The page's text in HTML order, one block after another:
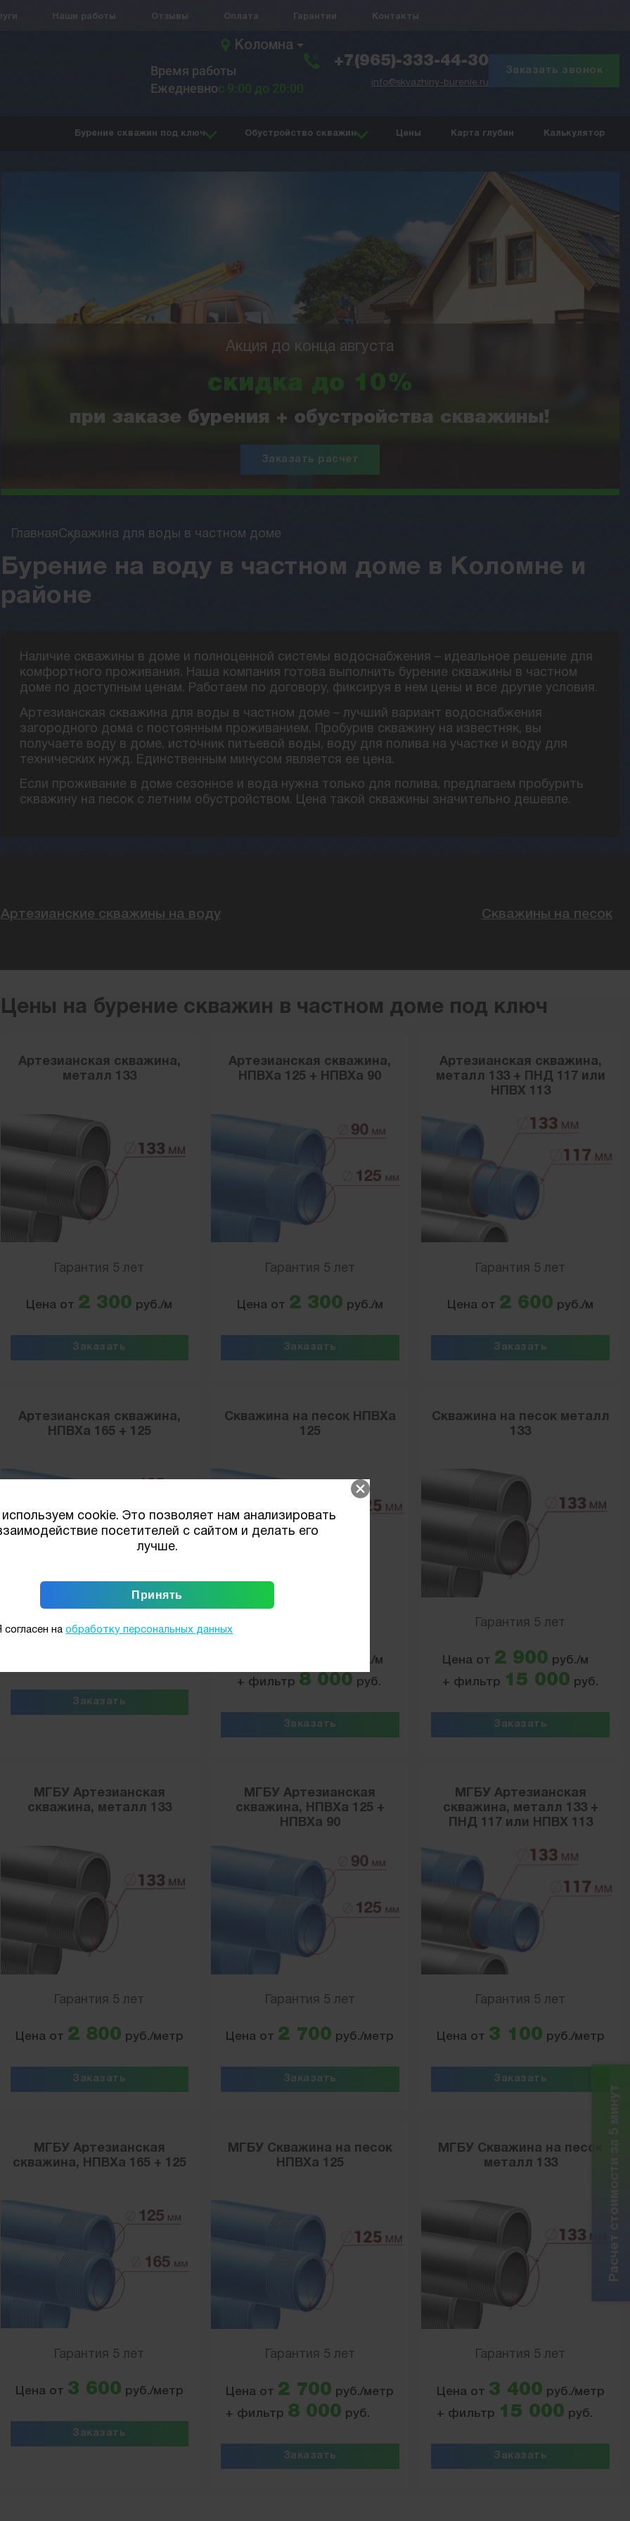
Наши работы Отзывы Оплата Гарантии Контакты
Коломна
Время работы
Ежедневнос 9:00 до 20:00
+7(965)-333-44-30
info@skvazhiny-burenie.ru
Заказать звонок
Бурение скважин под ключ Обустройство скважин Цены Карта глубин Калькулятор
Акция до конца августа
скидка до 10%
при заказе бурения + обустройства скважины!
Заказать расчет
ГлавнаяСкважина для воды в частном доме
Бурение на воду в частном доме в Коломне и
районе
Наличие скважины в доме и полноценной системы водоснабжения – идеальное решение для
комфортного проживания. Наша компания готова выполнить бурение скважины в частном
доме по доступным ценам. Работаем по договору, фиксируя в нем цены и все другие условия.
Артезианская скважина для воды в частном доме – лучший вариант водоснабжения
загородного дома с постоянным проживанием. Пробурив скважину на известняк, вы
получаете воду в доме, источник питьевой воды, воду для полива на участке и воду для
технических нужд. Единственным минусом является ее цена.
Если проживание в доме сезонное и вода нужна только для полива, предлагаем пробурить
скважину на песок с летним обустройством. Цена такой скважины значительно дешевле.
Артезианские скважины на воду Скважины на песок
Цены на бурение скважин в частном доме под ключ
Артезианская скважина,
металл 133
Гарантия 5 лет
Цена от 2 300 руб./м
Заказать
Артезианская скважина,
НПВХа 125 + НПВХа 90
Гарантия 5 лет
Цена от 2 300 руб./м
Заказать
Артезианская скважина,
металл 133 + ПНД 117 или
НПВХ 113
Гарантия 5 лет
Цена от 2 600 руб./м
Заказать
Артезианская скважина,
НПВХа 165 + 125
Гарантия 5 лет
Заказать
Скважина на песок НПВХа
125
руб./м
+ фильтр 8 000 руб.
Заказать
Скважина на песок металл
133
Гарантия 5 лет
Цена от 2 900 руб./м
+ фильтр 15 000 руб.
Заказать
МГБУ Артезианская
скважина, металл 133
Гарантия 5 лет
Цена от 2 800 руб./метр
Заказать
МГБУ Артезианская
скважина, НПВХа 125 +
НПВХа 90
Гарантия 5 лет
Цена от 2 700 руб./метр
Заказать
МГБУ Артезианская
скважина, металл 133 +
ПНД 117 или НПВХ 113
Гарантия 5 лет
Цена от 3 100 руб./метр
Заказать
МГБУ Артезианская
скважина, НПВХа 165 + 125
Гарантия 5 лет
Цена от 3 600 руб./метр
Заказать
МГБУ Скважина на песок
НПВХа 125
Гарантия 5 лет
Цена от 2 700 руб./метр
+ фильтр 8 000 руб.
Заказать
МГБУ Скважина на песок
металл 133
Гарантия 5 лет
Цена от 3 400 руб./метр
+ фильтр 15 000 руб.
Заказать
Расчет стоимости за 5 минут
cookie. Это позволяет нам анализировать
посетителей с сайтом и делать его
лучше.
согласен наобработку персональных данных